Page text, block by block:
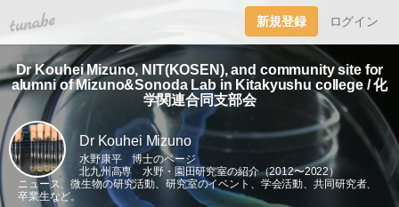
tuna.be 新規登録 ログイン
Dr Kouhei Mizuno, NIT(KOSEN), and community site for
alumni of Mizuno&Sonoda Lab in Kitakyushu college / 化
学関連合同支部会
Dr Kouhei Mizuno
水野康平 博士のページ
北九州高専 水野・園田研究室の紹介（2012〜2022）
ニュース、微生物の研究活動、研究室のイベント、学会活動、共同研究者、
卒業生など。